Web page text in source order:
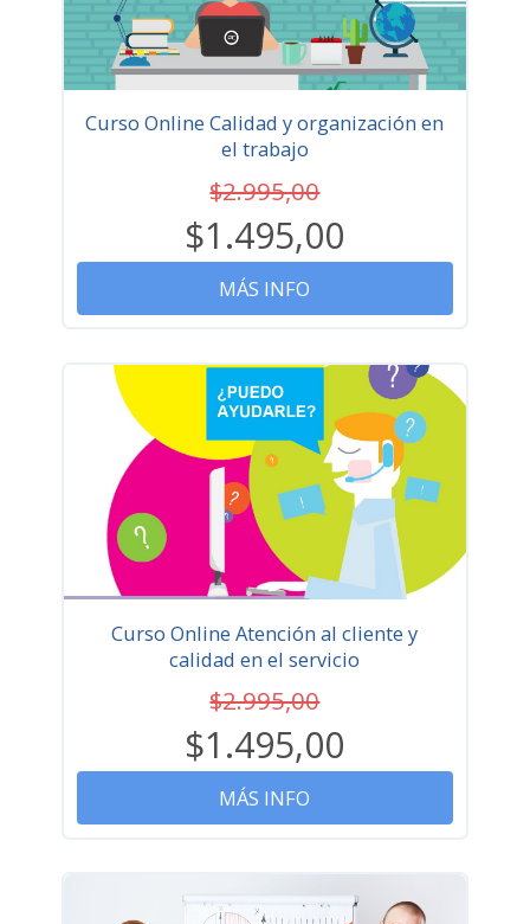
Curso Online Calidad y organización en
el trabajo
$2.995,00
$1.495,00
MÁS INFO
Curso Online Atención al cliente y
calidad en el servicio
$2.995,00
$1.495,00
MÁS INFO